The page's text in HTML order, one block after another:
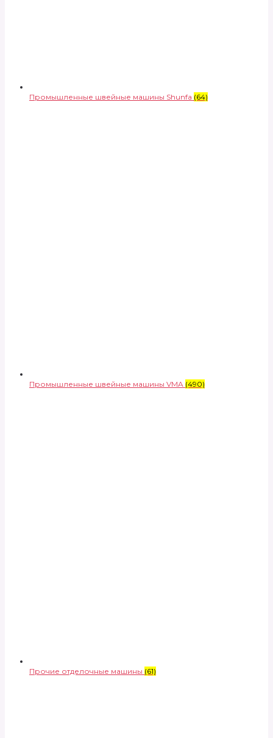
Промышленные швейные машины Shunfa (64)
Промышленные швейные машины VMA (490)
Прочие отделочные машины (61)